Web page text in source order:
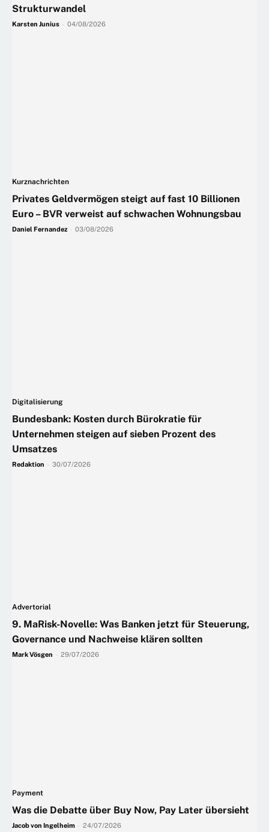
Strukturwandel
Karsten Junius 04/08/2026
Kurznachrichten
Privates Geldvermögen steigt auf fast 10 Billionen
Euro – BVR verweist auf schwachen Wohnungsbau
Daniel Fernandez 03/08/2026
Digitalisierung
Bundesbank: Kosten durch Bürokratie für
Unternehmen steigen auf sieben Prozent des
Umsatzes
Redaktion 30/07/2026
Advertorial
9. MaRisk-Novelle: Was Banken jetzt für Steuerung,
Governance und Nachweise klären sollten
Mark Vösgen 29/07/2026
Payment
Was die Debatte über Buy Now, Pay Later übersieht
Jacob von Ingelheim 24/07/2026